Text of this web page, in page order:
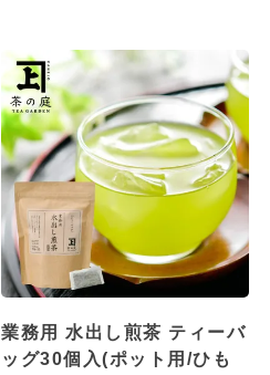
業務用 水出し煎茶 ティーバ
ッグ30個入(ポット用/ひも